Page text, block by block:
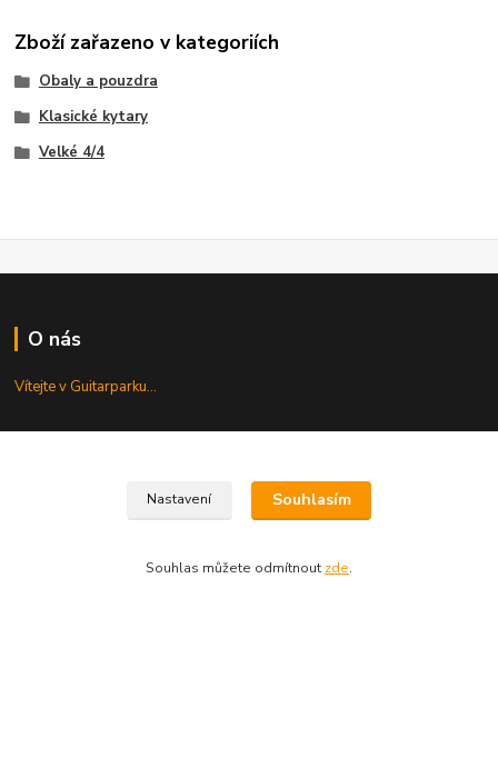
Zboží zařazeno v kategoriích
Obaly a pouzdra
Klasické kytary
Velké 4/4
O nás
Vítejte v Guitarparku...
Nastavení Souhlasím
Souhlas můžete odmítnout zde.